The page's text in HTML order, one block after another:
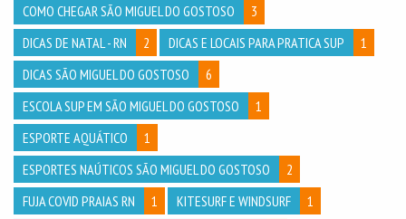
COMO CHEGAR SÃO MIGUEL DO GOSTOSO
3
DICAS DE NATAL - RN
2 DICAS E LOCAIS PARA PRATICA SUP
1
DICAS SÃO MIGUEL DO GOSTOSO
6
ESCOLA SUP EM SÃO MIGUEL DO GOSTOSO
1
ESPORTE AQUÁTICO
1
ESPORTES NAÚTICOS SÃO MIGUEL DO GOSTOSO
2
FUJA COVID PRAIAS RN
1 KITESURF E WINDSURF
1